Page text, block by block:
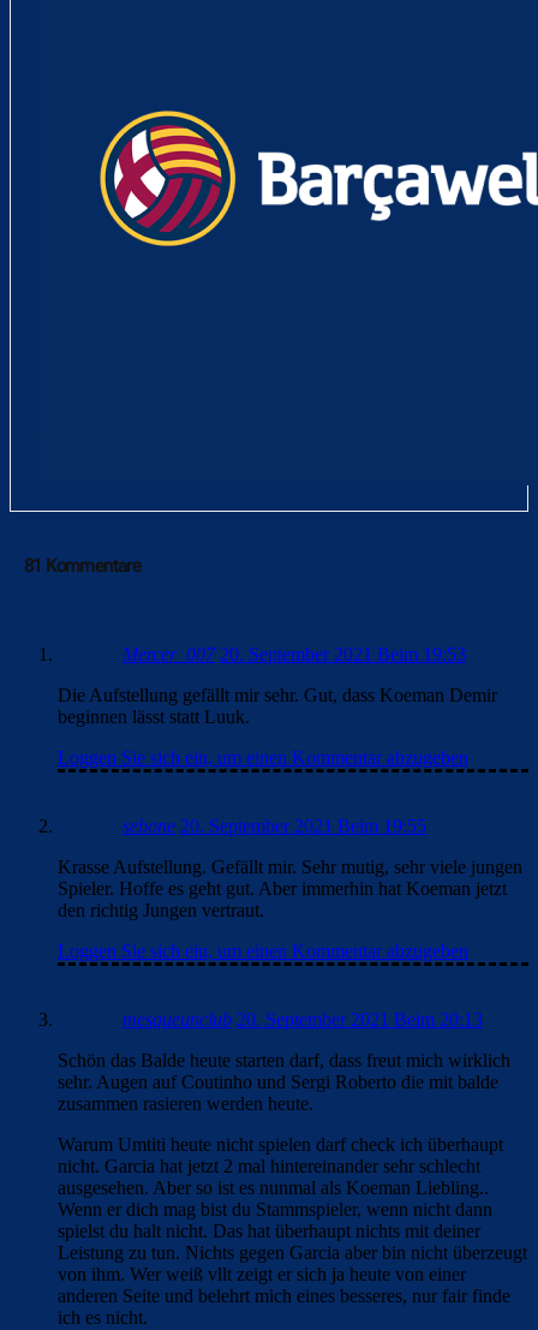
81 Kommentare
Mercer_007 20. September 2021 Beim 19:53
Die Aufstellung gefällt mir sehr. Gut, dass Koeman Demir
beginnen lässt statt Luuk.
Loggen Sie sich ein, um einen Kommentar abzugeben
sebone 20. September 2021 Beim 19:55
Krasse Aufstellung. Gefällt mir. Sehr mutig, sehr viele jungen
Spieler. Hoffe es geht gut. Aber immerhin hat Koeman jetzt
den richtig Jungen vertraut.
Loggen Sie sich ein, um einen Kommentar abzugeben
mesqueunclub 20. September 2021 Beim 20:13
Schön das Balde heute starten darf, dass freut mich wirklich
sehr. Augen auf Coutinho und Sergi Roberto die mit balde
zusammen rasieren werden heute.
Warum Umtiti heute nicht spielen darf check ich überhaupt
nicht. Garcia hat jetzt 2 mal hintereinander sehr schlecht
ausgesehen. Aber so ist es nunmal als Koeman Liebling..
Wenn er dich mag bist du Stammspieler, wenn nicht dann
spielst du halt nicht. Das hat überhaupt nichts mit deiner
Leistung zu tun. Nichts gegen Garcia aber bin nicht überzeugt
von ihm. Wer weiß vllt zeigt er sich ja heute von einer
anderen Seite und belehrt mich eines besseres, nur fair finde
ich es nicht.